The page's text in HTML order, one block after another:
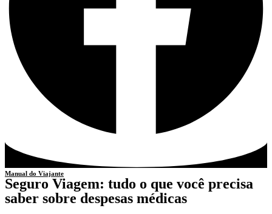
Manual do Viajante
Seguro Viagem: tudo o que você precisa
saber sobre despesas médicas